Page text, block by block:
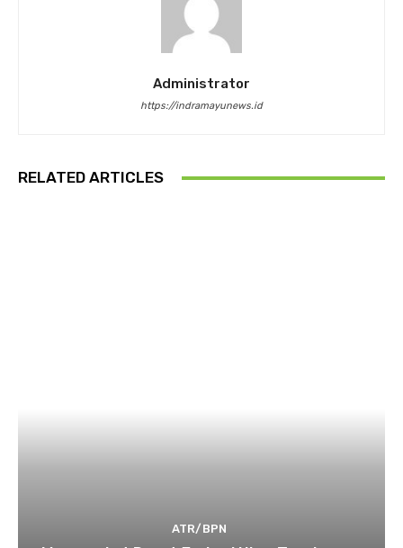
Administrator
https://indramayunews.id
RELATED ARTICLES
ATR/BPN